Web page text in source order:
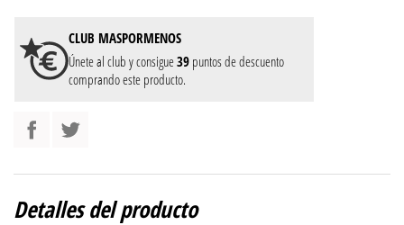
CLUB MASPORMENOS
Únete al club y consigue39 puntos de descuento
comprando este producto.
Detalles del producto